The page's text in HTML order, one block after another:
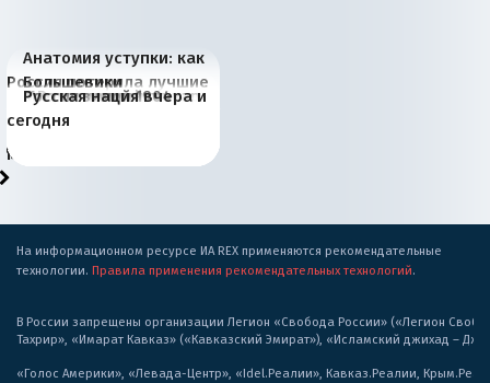
Июньская жара в
Европе и озоновые
дыры
Анатомия уступки: как
Россия потеряла лучшие
рыбопромысловые
районы Баренцева
моря
Большевики
отличаются от «Яблока»
тем, что они -
победители
Киевская марионетка
Запада рассказала о
«переобувании» хозяев
В России назрели
перемены: 15 шагов к
суверенной экономике
Миграционный пожар
Европы
Россия начинает
сбрасывать балласт
Анкориджа
Россия зимой 1904
года: первые уступки во
внутренней политике
Русская нация вчера и
сегодня
На информационном ресурсе ИА REX применяются рекомендательные
технологии. Правила применения рекомендательных технологий.
В России запрещены организации Легион «Свобода России» («Легион
Тахрир», «Имарат Кавказ» («Кавказский Эмират»), «Исламский джихад –
«Голос Америки», «Левада-Центр», «Idel.Реалии», Кавказ.Реалии,